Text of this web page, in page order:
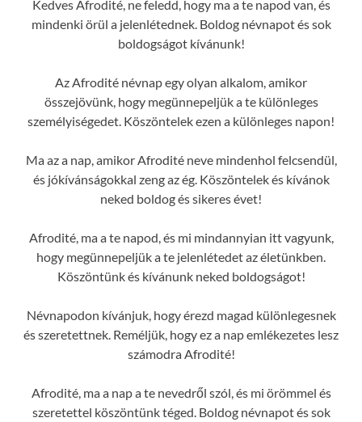
Kedves Afrodité, ne feledd, hogy ma a te napod van, és
mindenki örül a jelenlétednek. Boldog névnapot és sok
boldogságot kívánunk!
Az Afrodité névnap egy olyan alkalom, amikor
összejövünk, hogy megünnepeljük a te különleges
személyiségedet. Köszöntelek ezen a különleges napon!
Ma az a nap, amikor Afrodité neve mindenhol felcsendül,
és jókívánságokkal zeng az ég. Köszöntelek és kívánok
neked boldog és sikeres évet!
Afrodité, ma a te napod, és mi mindannyian itt vagyunk,
hogy megünnepeljük a te jelenlétedet az életünkben.
Köszöntünk és kívánunk neked boldogságot!
Névnapodon kívánjuk, hogy érezd magad különlegesnek
és szeretettnek. Reméljük, hogy ez a nap emlékezetes lesz
számodra Afrodité!
Afrodité, ma a nap a te nevedről szól, és mi örömmel és
szeretettel köszöntünk téged. Boldog névnapot és sok